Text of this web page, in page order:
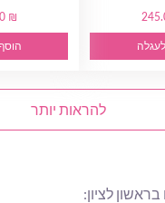
₪
להראות יותר
לציון: